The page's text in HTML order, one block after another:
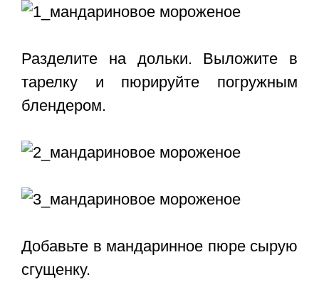
Разделите на дольки. Выложите в
тарелку и пюрируйте погружным
блендером.
Добавьте в мандаринное пюре сырую
сгущенку.